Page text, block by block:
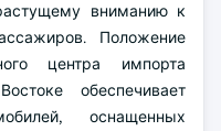
вниманию к
Положение
центра импорта
обеспечивает
оснащенных